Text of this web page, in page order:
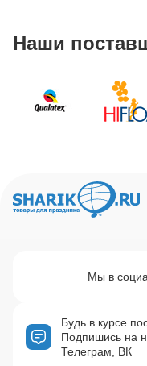
Наши
Будь в курсе
Подпишись на
Телеграм, ВК
Мы в